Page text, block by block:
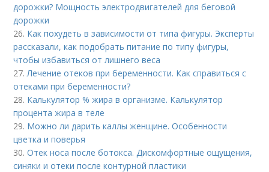
дорожки? Мощность электродвигателей для беговой
дорожки
26. Как похудеть в зависимости от типа фигуры. Эксперты
рассказали, как подобрать питание по типу фигуры,
чтобы избавиться от лишнего веса
27.Лечение отеков при беременности. Как справиться с
отеками при беременности?
28. Калькулятор % жира в организме. Калькулятор
процента жира в теле
29. Можно ли дарить каллы женщине. Особенности
цветка и поверья
30.Отек носа после ботокса. Дискомфортные ощущения,
синяки и отеки после контурной пластики